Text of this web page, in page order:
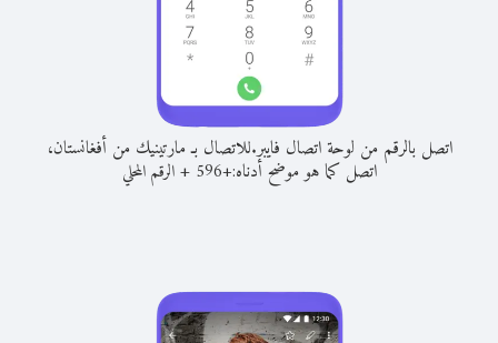
اتصل بالرقم من لوحة اتصال فايبر.للاتصال بـ مارتينيك من أفغانستان،
اتصل كما هو موضح أدناه:+
596
+الرقم المحلي